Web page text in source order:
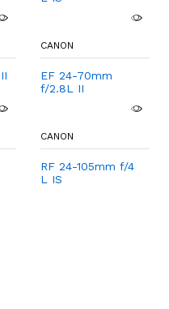
CANON
EF 24-70mm
f/2.8L II
CANON
RF 24-105mm f/4
L IS